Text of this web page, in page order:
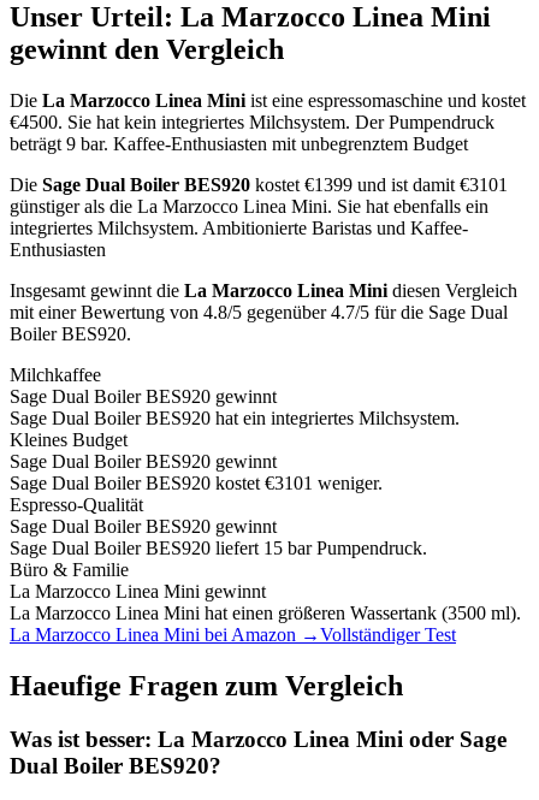
Unser Urteil: La Marzocco Linea Mini
gewinnt den Vergleich
Die La Marzocco Linea Mini ist eine espressomaschine und kostet
€4500. Sie hat kein integriertes Milchsystem. Der Pumpendruck
beträgt 9 bar. Kaffee-Enthusiasten mit unbegrenztem Budget
Die Sage Dual Boiler BES920 kostet €1399 und ist damit €3101
günstiger als die La Marzocco Linea Mini. Sie hat ebenfalls ein
integriertes Milchsystem. Ambitionierte Baristas und Kaffee-
Enthusiasten
Insgesamt gewinnt die La Marzocco Linea Mini diesen Vergleich
mit einer Bewertung von 4.8/5 gegenüber4.7/5 für die Sage Dual
Boiler BES920.
Milchkaffee
Sage Dual Boiler BES920 gewinnt
Sage Dual Boiler BES920 hat ein integriertes Milchsystem.
Kleines Budget
Sage Dual Boiler BES920 gewinnt
Sage Dual Boiler BES920 kostet €3101 weniger.
Espresso-Qualität
Sage Dual Boiler BES920 gewinnt
Sage Dual Boiler BES920 liefert 15 bar Pumpendruck.
Büro & Familie
La Marzocco Linea Mini gewinnt
La Marzocco Linea Mini hat einen größeren Wassertank (3500 ml).
La Marzocco Linea Mini bei Amazon →Vollständiger Test
Haeufige Fragen zum Vergleich
Was ist besser: La Marzocco Linea Mini oder Sage
Dual Boiler BES920?